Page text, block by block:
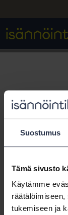
Suostumus
Tämä sivusto
Käytämme
tukemiseen ja